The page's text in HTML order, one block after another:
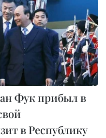
Фук прибыл в
в Республику